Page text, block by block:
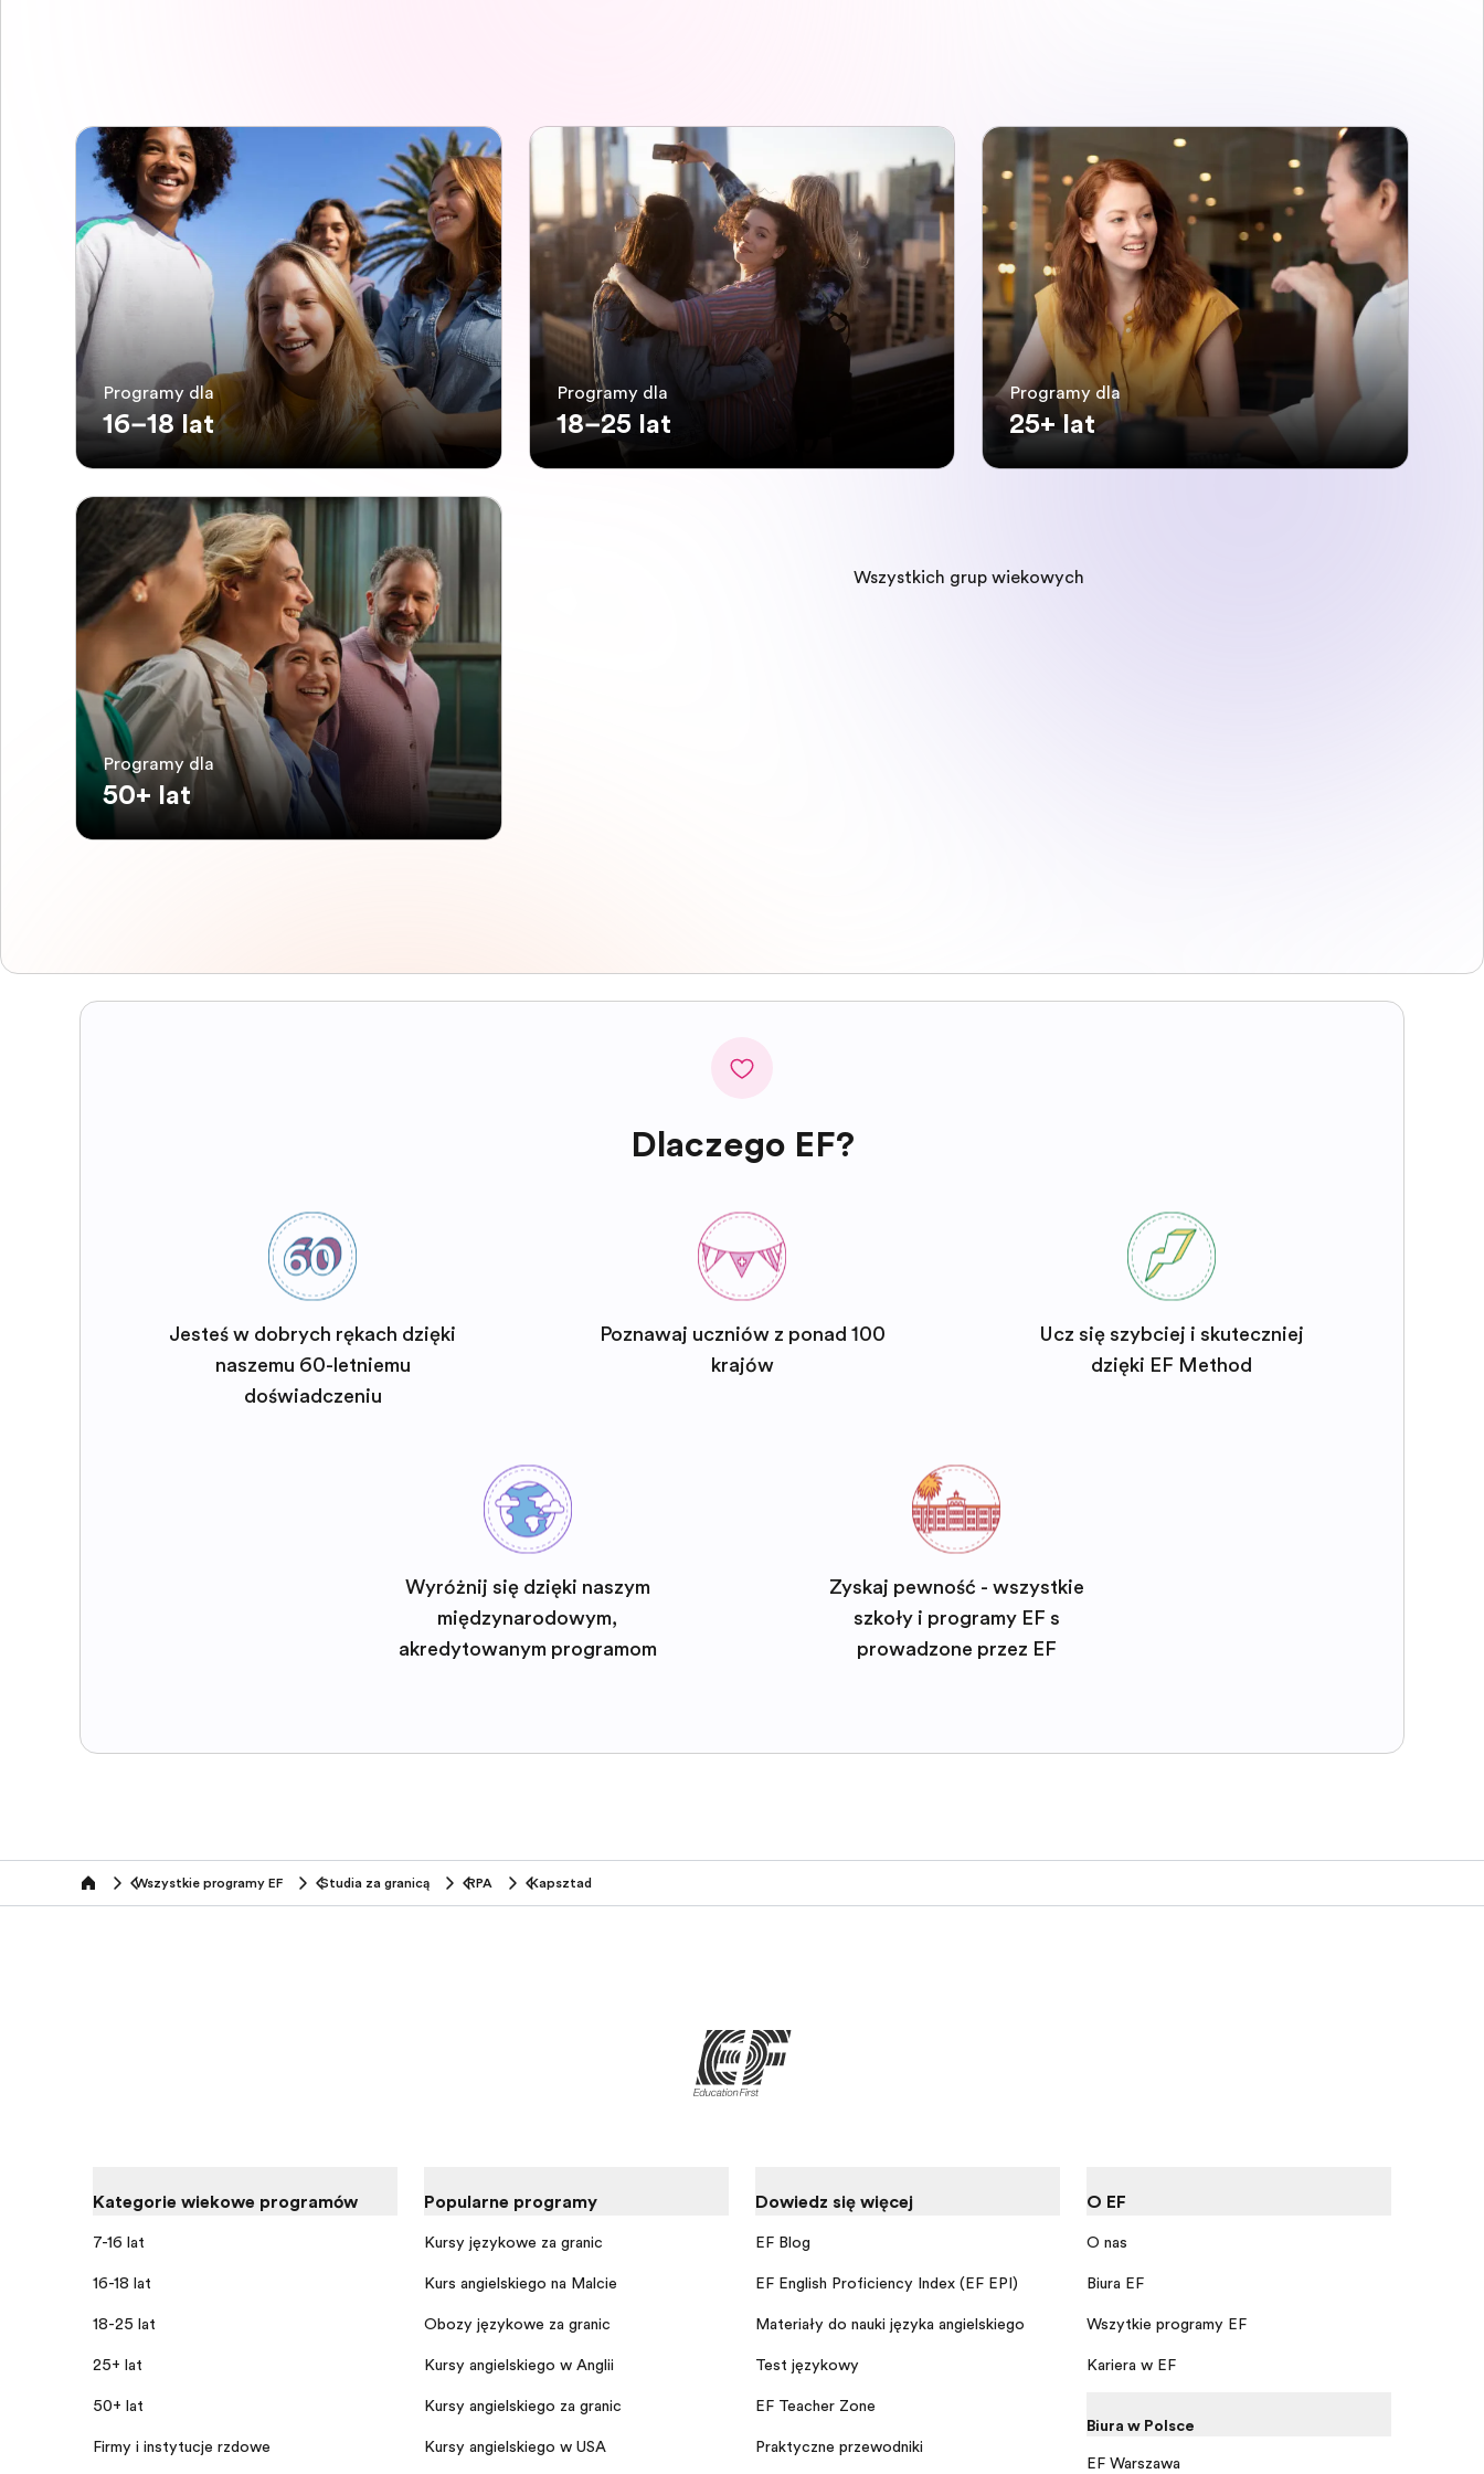
Programy dla
16–18 lat
Programy dla
18–25 lat
Programy dla
25+ lat
Programy dla
50+ lat
Wszystkich grup wiekowych
Dlaczego EF?
Jesteś w dobrych rękach dzięki
naszemu 60-letniemu
doświadczeniu
Poznawaj uczniów z ponad 100
krajów
Ucz się szybciej i skuteczniej
dzięki EF Method
Wyróżnij się dzięki naszym
międzynarodowym,
akredytowanym programom
Zyskaj pewność - wszystkie
szkoły i programy EF są
prowadzone przez EF
home Wszystkie programy EF Studia za granicą RPA Kapsztad
Kategorie wiekowe programów
7-16 lat
16-18 lat
18-25 lat
25+ lat
50+ lat
Firmy i instytucje rządowe
Popularne programy
Kursy językowe za granicą
Kurs angielskiego na Malcie
Obozy językowe za granicą
Kursy angielskiego w Anglii
Kursy angielskiego za granicą
Kursy angielskiego w USA
Dowiedz się więcej
EF Blog
EF English Proficiency Index (EF EPI)
Materiały do nauki języka angielskiego
Test językowy
EF Teacher Zone
Praktyczne przewodniki
O EF
O nas
Biura EF
Wszytkie programy EF
Kariera w EF
Biura w Polsce
EF Warszawa